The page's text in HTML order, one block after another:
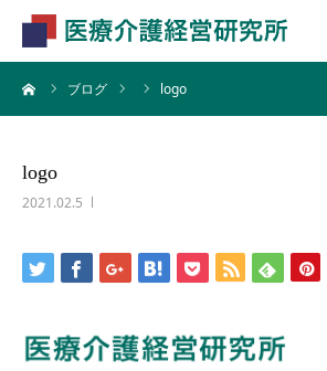
ブログ logo
logo
2021.02.5
HOME